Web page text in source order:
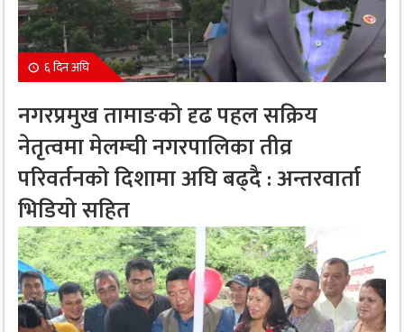
६ दिन अघि
नगरप्रमुख तामाङको दृढ पहल सक्रिय
नेतृत्वमा मेलम्ची नगरपालिका तीव्र
परिवर्तनको दिशामा अघि बढ्दै : अन्तरवार्ता
भिडियो सहित